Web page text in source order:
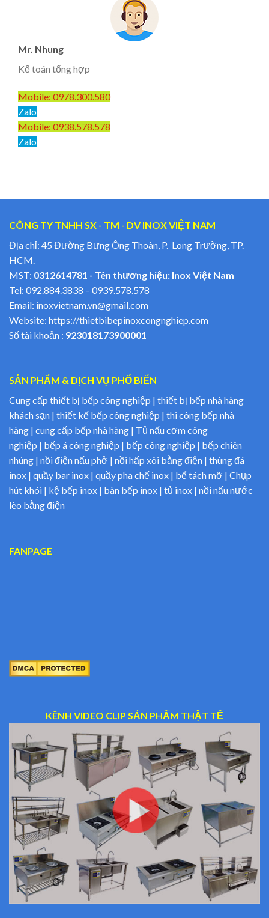
Mr. Nhung
Kế toán tổng hợp
Mobile: 0978.300.580
Zalo
Mobile: 0938.578.578
Zalo
CÔNG TY TNHH SX - TM - DV INOX VIỆT NAM
Địa chỉ: 45 Đường Bưng Ông Thoàn, P. Long Trường, TP.
HCM.
MST: 0312614781 - Tên thương hiệu: Inox Việt Nam
Tel: 092.884.3838 – 0939.578.578
Email: inoxvietnam.vn@gmail.com
Website: https://thietbibepinoxcongnghiep.com
Số tài khoản : 923018173900001
SẢN PHẨM & DỊCH VỤ PHỔ BIẾN
Cung cấp thiết bị bếp công nghiệp | thiết bị bếp nhà hàng
khách sạn | thiết kế bếp công nghiệp | thi công bếp nhà
hàng | cung cấp bếp nhà hàng | Tủ nấu cơm công
nghiệp | bếp á công nghiệp | bếp công nghiệp | bếp chiên
nhúng | nồi điện nấu phở | nồi hấp xôi bằng điện | thùng đá
inox | quầy bar inox | quầy pha chế inox | bể tách mỡ | Chụp
hút khói | kệ bếp inox | bàn bếp inox | tủ inox | nồi nấu nước
lèo bằng điện
FANPAGE
KÊNH VIDEO CLIP SẢN PHẨM THẬT TẾ